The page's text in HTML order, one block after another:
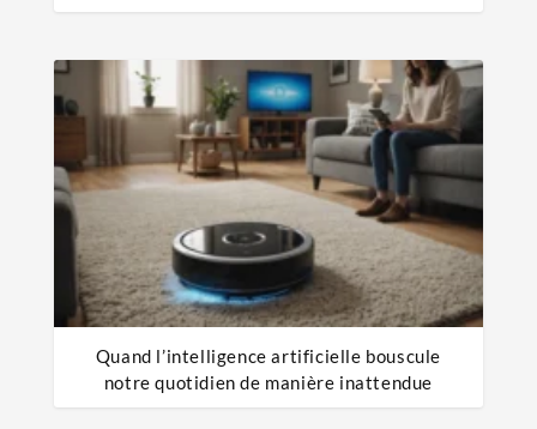
Quand l’intelligence artificielle bouscule
notre quotidien de manière inattendue